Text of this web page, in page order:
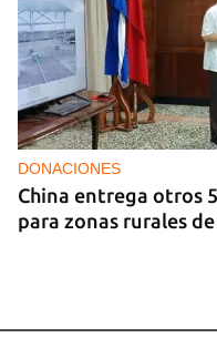
DONACIONES
China entrega otros
para zonas rurales de